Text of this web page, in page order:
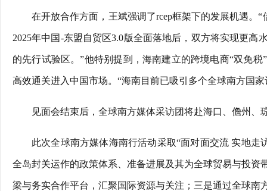
在开放合作方面，王斌强调了rcep框架下的发展机遇。
2025年中国-东盟自贸区3.0版全面落地后，双方将实现更
的先行试验区。”他特别提到，海南建立的跨境电商“双免
高效通关进入中国市场。“海南目前已吸引多个全球南方国
见面会结束后，全球南方媒体采访团将赴海口、儋州
此次全球南方媒体海南行活动采取“面对面交流 实地
全岛封关运作的政策体系、准备进展及其为全球贸易与投
梁与务实合作平台，汇聚国际资源与关注；三是通过全球